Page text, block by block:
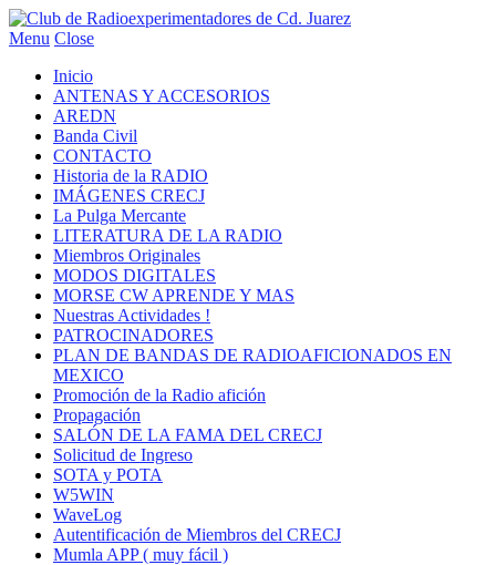
Menu Close
Inicio
ANTENAS Y ACCESORIOS
AREDN
Banda Civil
CONTACTO
Historia de la RADIO
IMÁGENES CRECJ
La Pulga Mercante
LITERATURA DE LA RADIO
Miembros Originales
MODOS DIGITALES
MORSE CW APRENDE Y MAS
Nuestras Actividades !
PATROCINADORES
PLAN DE BANDAS DE RADIOAFICIONADOS EN
MEXICO
Promoción de la Radio afición
Propagación
SALÓN DE LA FAMA DEL CRECJ
Solicitud de Ingreso
SOTA y POTA
W5WIN
WaveLog
Autentificación de Miembros del CRECJ
Mumla APP ( muy fácil )